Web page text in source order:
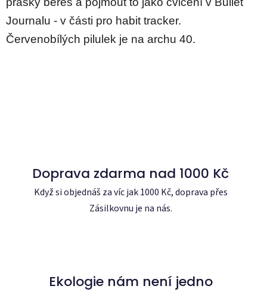
Journalu - v části pro habit tracker.
Červenobílých pilulek je na archu 40.
Doprava zdarma nad 1000 Kč
Když si objednáš za víc jak 1000 Kč, doprava přes
Zásilkovnu je na nás.
Ekologie nám není jedno